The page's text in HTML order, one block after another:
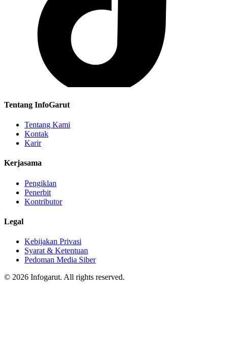
Tentang InfoGarut
Tentang Kami
Kontak
Karir
Kerjasama
Pengiklan
Penerbit
Kontributor
Legal
Kebijakan Privasi
Syarat & Ketentuan
Pedoman Media Siber
© 2026 Infogarut. All rights reserved.